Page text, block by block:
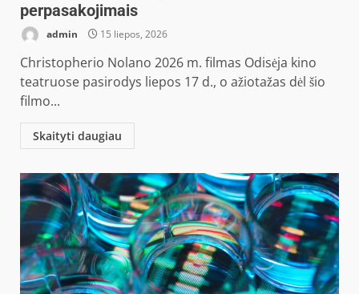
perpasakojimais
admin 15 liepos, 2026
Christopherio Nolano 2026 m. filmas Odisėja kino
teatruose pasirodys liepos 17 d., o ažiotažas dėl šio
filmo...
Skaityti daugiau